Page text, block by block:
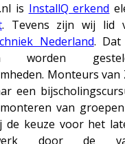
is InstallQ erkend
. Tevens zijn wij lid
Nederland.
worden
Monteurs van
een
van
de keuze voor het
door de